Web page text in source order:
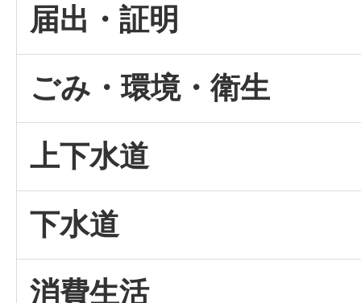
届出・証明
ごみ・環境・衛生
上下水道
下水道
消費生活